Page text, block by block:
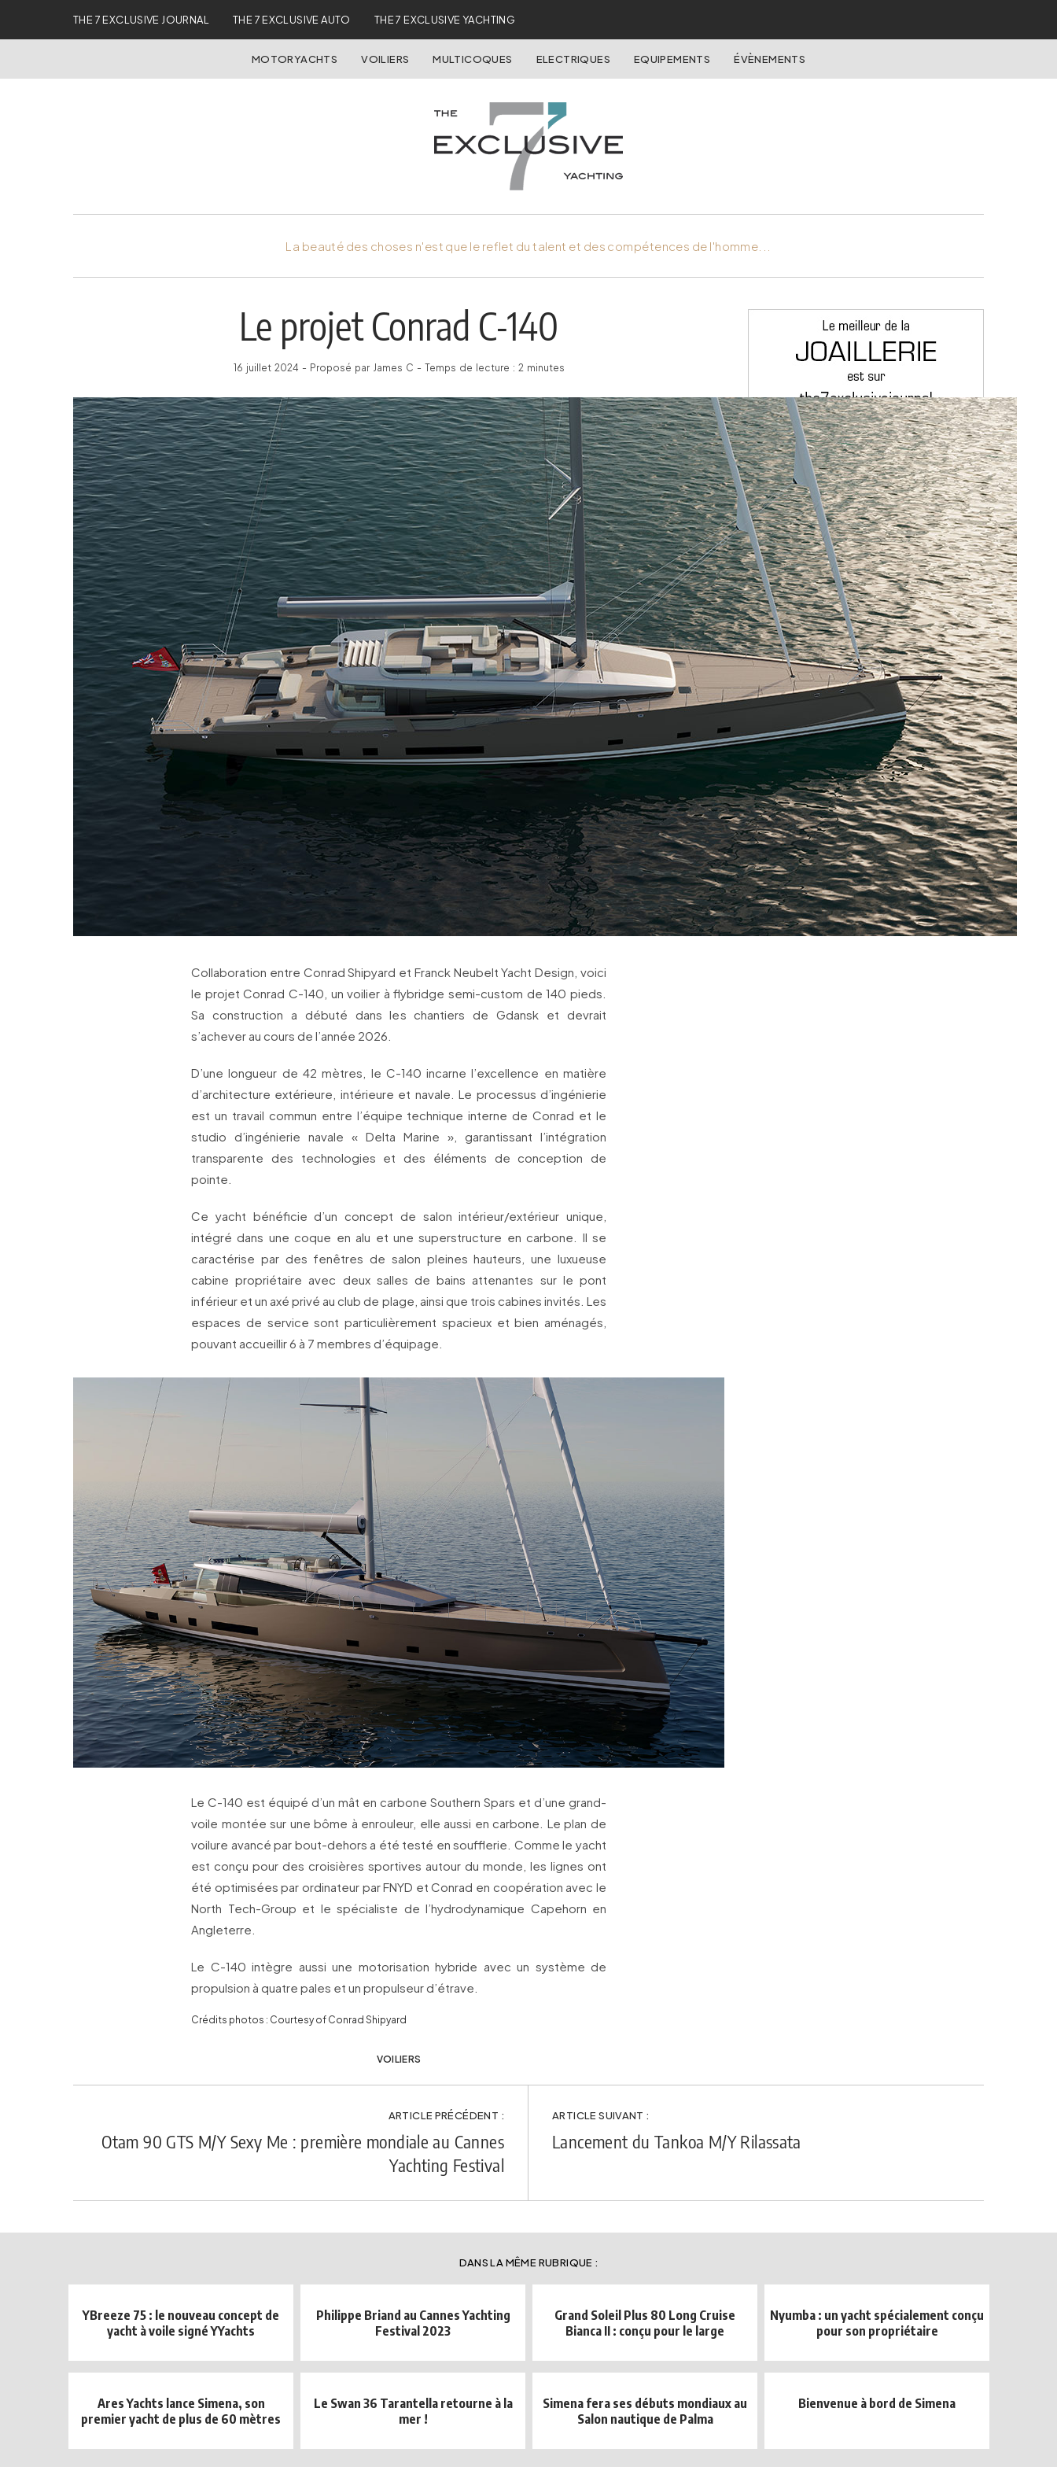
THE 7 EXCLUSIVE JOURNAL THE 7 EXCLUSIVE AUTO THE 7 EXCLUSIVE YACHTING
MOTORYACHTS VOILIERS MULTICOQUES ELECTRIQUES EQUIPEMENTS ÉVÈNEMENTS
La beauté des choses n'est que le reflet du talent et des compétences de l'homme...
Le projet Conrad C-140
16 juillet 2024 - Proposé par James C - Temps de lecture : 2 minutes
Collaboration entre Conrad Shipyard et Franck Neubelt Yacht Design, voici
le projet Conrad C-140, un voilier à flybridge semi-custom de 140 pieds.
Sa construction a débuté dans les chantiers de Gdansk et devrait
s’achever au cours de l’année 2026.
D’une longueur de 42 mètres, le C-140 incarne l’excellence en matière
d’architecture extérieure, intérieure et navale. Le processus d’ingénierie
est un travail commun entre l’équipe technique interne de Conrad et le
studio d’ingénierie navale « Delta Marine », garantissant l’intégration
transparente des technologies et des éléments de conception de
pointe.
Ce yacht bénéficie d’un concept de salon intérieur/extérieur unique,
intégré dans une coque en alu et une superstructure en carbone. Il se
caractérise par des fenêtres de salon pleines hauteurs, une luxueuse
cabine propriétaire avec deux salles de bains attenantes sur le pont
inférieur et un axé privé au club de plage, ainsi que trois cabines invités. Les
espaces de service sont particulièrement spacieux et bien aménagés,
pouvant accueillir 6 à 7 membres d’équipage.
Le C-140 est équipé d’un mât en carbone Southern Spars et d’une grand-
voile montée sur une bôme à enrouleur, elle aussi en carbone. Le plan de
voilure avancé par bout-dehors a été testé en soufflerie. Comme le yacht
est conçu pour des croisières sportives autour du monde, les lignes ont
été optimisées par ordinateur par FNYD et Conrad en coopération avec le
North Tech-Group et le spécialiste de l’hydrodynamique Capehorn en
Angleterre.
Le C-140 intègre aussi une motorisation hybride avec un système de
propulsion à quatre pales et un propulseur d’étrave.
Crédits photos : Courtesy of Conrad Shipyard
VOILIERS
ARTICLE PRÉCÉDENT :
Otam 90 GTS M/Y Sexy Me : première mondiale au Cannes
Yachting Festival
ARTICLE SUIVANT :
Lancement du Tankoa M/Y Rilassata
DANS LA MÊME RUBRIQUE :
YBreeze 75 : le nouveau concept de
yacht à voile signé YYachts
Philippe Briand au Cannes Yachting
Festival 2023
Grand Soleil Plus 80 Long Cruise
Bianca II : conçu pour le large
Nyumba : un yacht spécialement conçu
pour son propriétaire
Ares Yachts lance Simena, son
premier yacht de plus de 60 mètres
Le Swan 36 Tarantella retourne à la
mer !
Simena fera ses débuts mondiaux au
Salon nautique de Palma
Bienvenue à bord de Simena